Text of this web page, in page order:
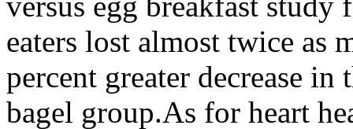
eaters lost almost twice as
percent greater decrease
bagel group.As for heart